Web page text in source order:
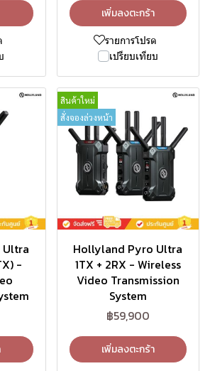
เพิ่มลงตะกร้า
รายการโปรด
เปรียบเทียบ
-
สินค้าใหม่
สั่งจองล่วงหน้า
Hollyland Pyro Ultra
1TX + 2RX - Wireless
Video Transmission
System
฿59,900
เพิ่มลงตะกร้า